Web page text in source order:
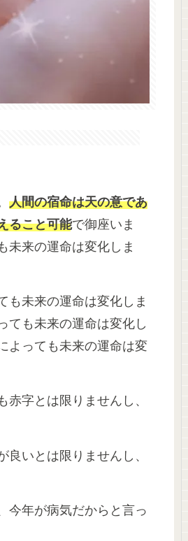
人間の宿命は天の意であ
ること可能で御座いま
未来の運命は変化しま
も未来の運命は変化しま
ても未来の運命は変化し
よっても未来の運命は変
字とは限りませんし、
いとは限りませんし、
今年が病気だからと言っ